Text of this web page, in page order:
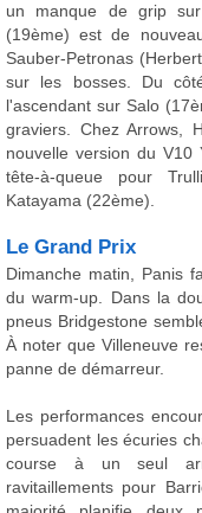
un manque de grip
(19ème) est de
Sauber-Petronas
sur les bosses. Du
l'ascendant sur Salo
graviers. Chez Arrows,
nouvelle version du V10
tête-à-queue pour
Katayama (22ème).
Le Grand Prix
Dimanche matin, Panis
du warm-up. Dans la
pneus Bridgestone
À noter que Villeneuve
panne de démarreur.
Les performances
persuadent les écuries
course à un seul
ravitaillements pour